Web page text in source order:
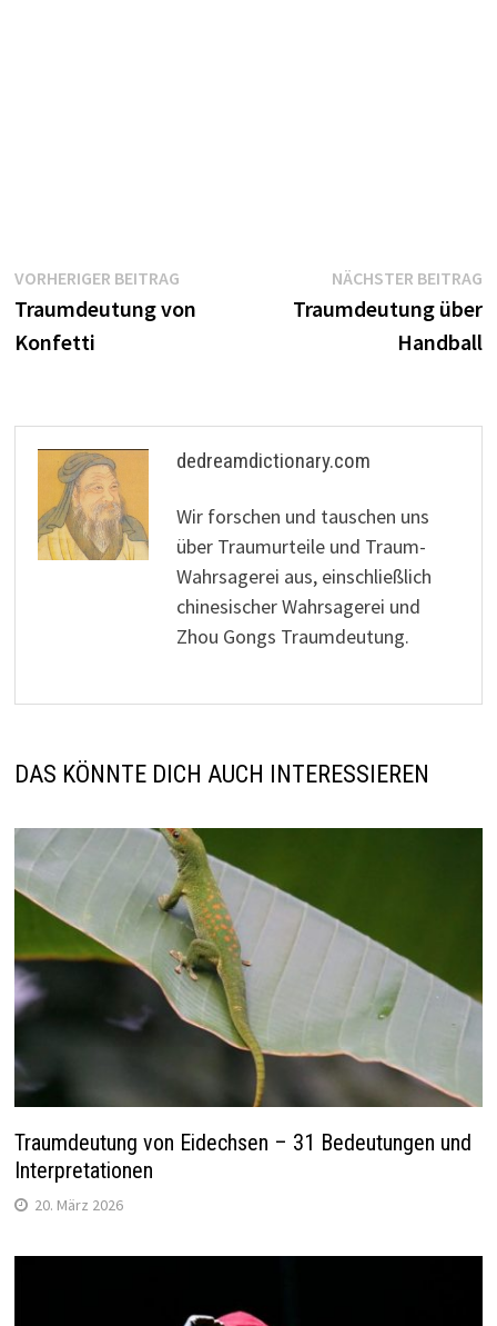
Beitragsnavigation
VORHERIGER BEITRAGVorheriger
Beitrag:
Traumdeutung von
Konfetti
NÄCHSTER BEITRAG
Traumdeutung über
Handball
dedreamdictionary.com
Wir forschen und tauschen uns
über Traumurteile und Traum-
Wahrsagerei aus, einschließlich
chinesischer Wahrsagerei und
Zhou Gongs Traumdeutung.
DAS KÖNNTE DICH AUCH INTERESSIEREN
Traumdeutung von Eidechsen – 31 Bedeutungen und
Interpretationen
20. März 2026